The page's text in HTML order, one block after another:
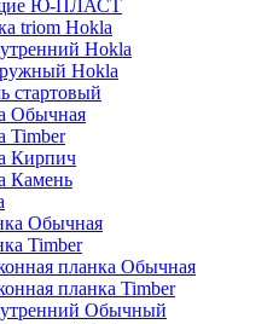
Ю-ПЛАСТ
triom Hokla
Hokla
Hokla
стартовый
Обычная
Timber
Кирпич
Камень
Обычная
Timber
планка Обычная
планка Timber
Обычный